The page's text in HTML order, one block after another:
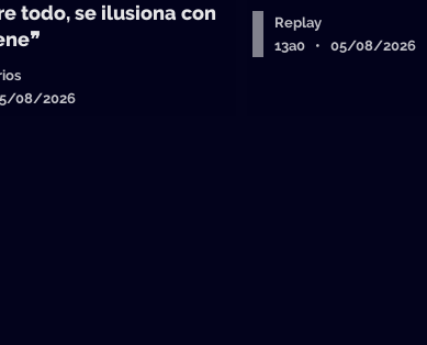
todo, se ilusiona con
08/2026
Replay
13a0 • 05/08/2026